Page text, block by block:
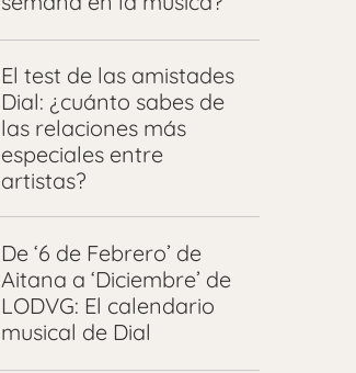
El test de las amistades
Dial: ¿cuánto sabes de
las relaciones más
especiales entre
artistas?
De ‘6 de Febrero’ de
Aitana a ‘Diciembre’ de
LODVG: El calendario
musical de Dial